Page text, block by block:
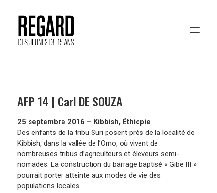
RESSOURCES PÉDAGOGIQUES
ARCHIVES
RENCONTRES AFP
VOTER EN LIGNE
AFP 14 | Carl DE SOUZA
25 septembre 2016 – Kibbish, Éthiopie
Des enfants de la tribu Suri posent près de la localité de
Kibbish, dans la vallée de l’Omo, où vivent de
nombreuses tribus d’agriculteurs et éleveurs semi-
nomades. La construction du barrage baptisé « Gibe III »
pourrait porter atteinte aux modes de vie des
populations locales.